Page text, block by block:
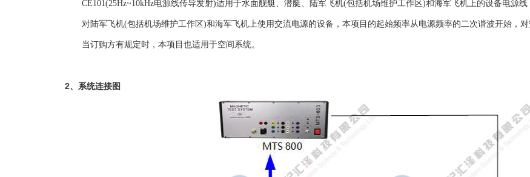
CE101(25Hz~10kHz电源线传导发射)适用于水面舰艇、潜艇、陆军飞机(包括机场维护工作区)和海军飞机上的设备电源线
对陆军飞机(包括机场维护工作区)和海军飞机上使用交流电源的设备，本项目的起始频率从电源频率的二次谐波开始，对
当订购方有规定时，本项目也适用于空间系统。
2、系统连接图